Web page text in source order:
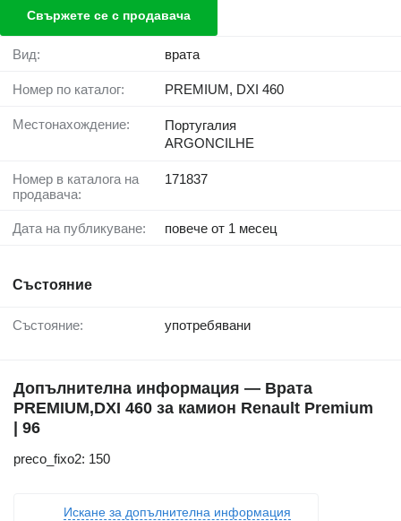
Свържете се с продавача
Вид: врата
Номер по каталог: PREMIUM, DXI 460
Местонахождение:
Португалия
ARGONCILHE
Номер в каталога на
продавача:
171837
Дата на публикуване: повече от 1 месец
Състояние
Състояние: употребявани
Допълнителна информация — Врата
PREMIUM,DXI 460 за камион Renault Premium
| 96
preco_fixo2: 150
Искане за допълнителна информация